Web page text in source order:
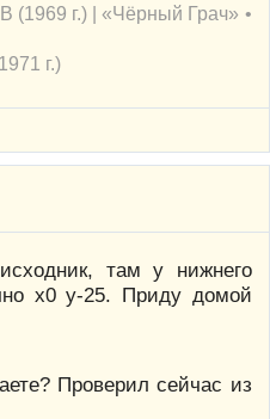
г.) | «Чёрный Грач» •
г.)
там у нижнего
х0 у-25. Приду домой
Проверил сейчас из